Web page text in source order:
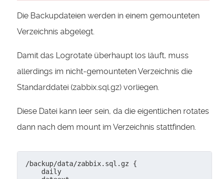
Die Backupdateien werden in einem gemounteten
Verzeichnis abgelegt.
Damit das Logrotate überhaupt los läuft, muss
allerdings im nicht-gemounteten Verzeichnis die
Standarddatei (zabbix.sql.gz) vorliegen.
Diese Datei kann leer sein, da die eigentlichen rotates
dann nach dem mount im Verzeichnis stattfinden.
/backup/data/zabbix.sql.gz {
    daily